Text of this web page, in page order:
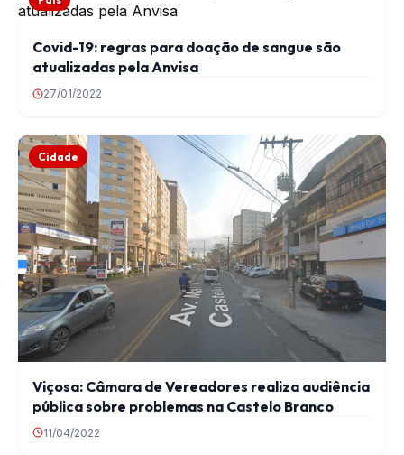
Covid-19: regras para doação de sangue são
atualizadas pela Anvisa
27/01/2022
Cidade
Viçosa: Câmara de Vereadores realiza audiência
pública sobre problemas na Castelo Branco
11/04/2022